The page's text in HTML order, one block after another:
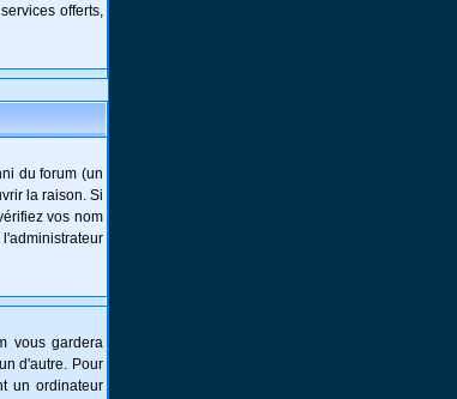
offerts,
du forum (un
la raison. Si
vos nom
vous gardera
d'autre. Pour
un ordinateur